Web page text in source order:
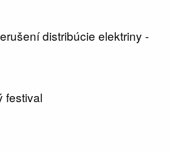
distribúcie elektriny -
festival